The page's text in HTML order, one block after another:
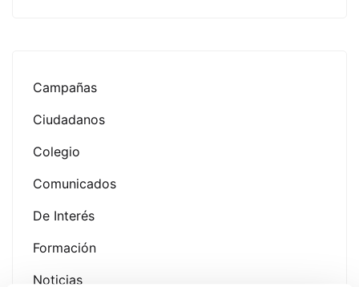
Campañas
Ciudadanos
Colegio
Comunicados
De Interés
Formación
Noticias